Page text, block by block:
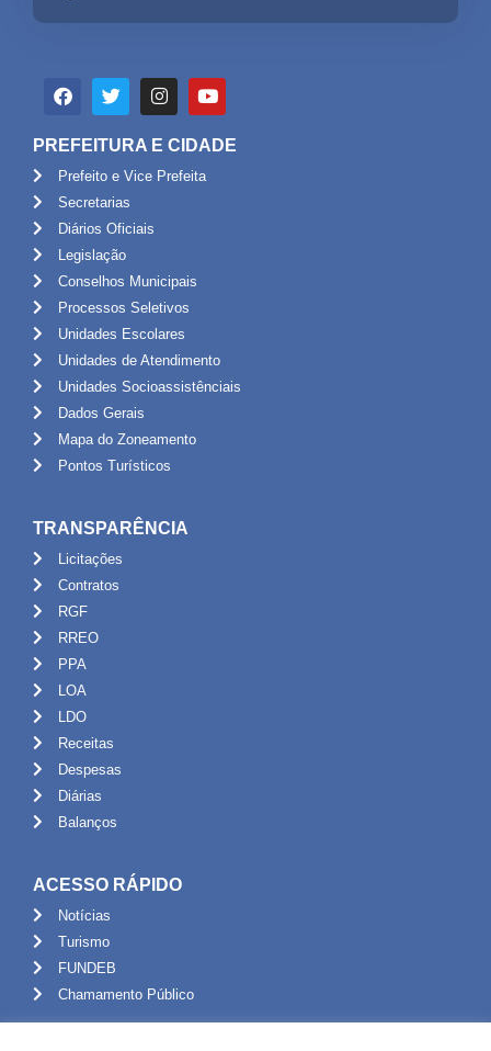
PREFEITURA E CIDADE
Prefeito e Vice Prefeita
Secretarias
Diários Oficiais
Legislação
Conselhos Municipais
Processos Seletivos
Unidades Escolares
Unidades de Atendimento
Unidades Socioassistênciais
Dados Gerais
Mapa do Zoneamento
Pontos Turísticos
TRANSPARÊNCIA
Licitações
Contratos
RGF
RREO
PPA
LOA
LDO
Receitas
Despesas
Diárias
Balanços
ACESSO RÁPIDO
Notícias
Turismo
FUNDEB
Chamamento Público